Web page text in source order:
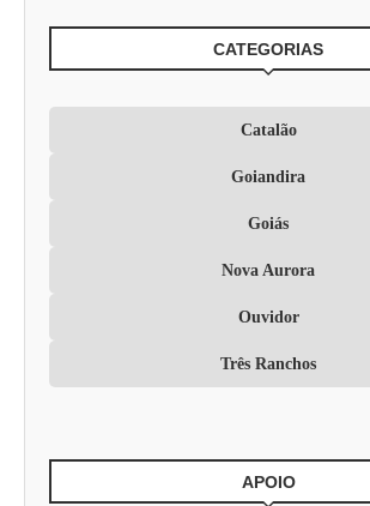
CATEGORIAS
Catalão
Goiandira
Goiás
Nova Aurora
Ouvidor
Três Ranchos
APOIO